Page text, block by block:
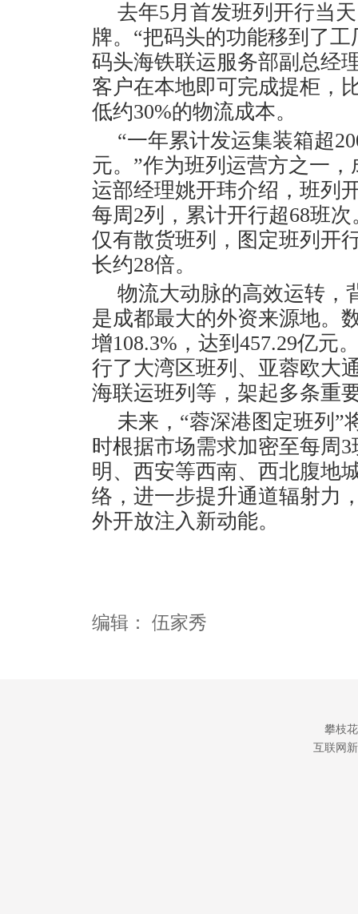
去年5月首发班列开行当
牌。“把码头的功能移到了
码头海铁联运服务部副总经
客户在本地即可完成提柜，
低约30%的物流成本。
“一年累计发运集装箱超
元。”作为班列运营方之一
运部经理姚开玮介绍，班列
每周2列，累计开行超68班
仅有散货班列，图定班列开
长约28倍。
物流大动脉的高效运转，
是成都最大的外资来源地。
增108.3%，达到457.29亿元
行了大湾区班列、亚蓉欧
海联运班列等，架起多条重
未来，“蓉深港图定班列”
时根据市场需求加密至每周
明、西安等西南、西北腹地
络，进一步提升通道辐射力
外开放注入新动能。
编辑： 伍家秀
攀枝
互联网